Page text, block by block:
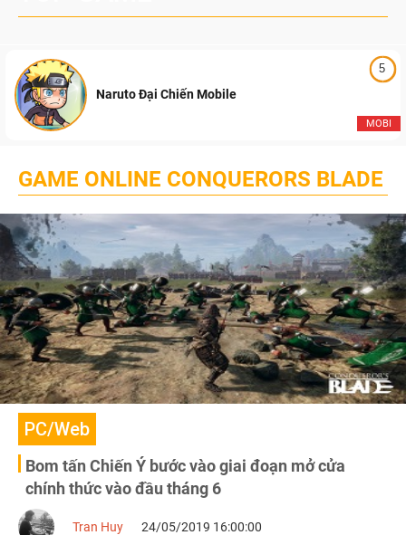
5
MOBI
Naruto Đại Chiến Mobile
GAME ONLINE CONQUERORS BLADE
PC/Web
Bom tấn Chiến Ý bước vào giai đoạn mở cửa
chính thức vào đầu tháng 6
Tran Huy 24/05/2019 16:00:00